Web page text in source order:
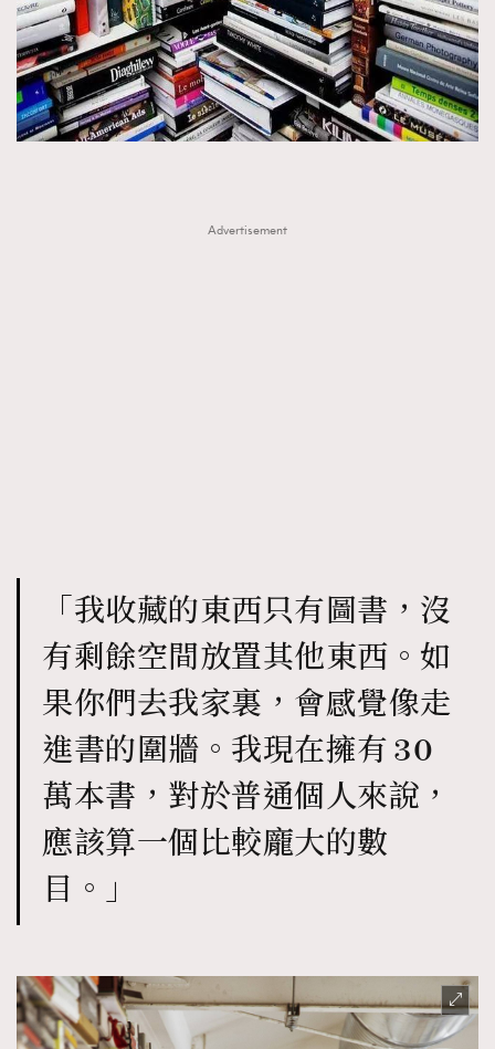
Advertisement
「我收藏的東西只有圖書，沒
有剩餘空間放置其他東西。如
果你們去我家裏，會感覺像走
進書的圍牆。我現在擁有 30
萬本書，對於普通個人來說，
應該算一個比較龐大的數
目。」